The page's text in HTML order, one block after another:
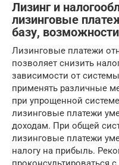
Лизинг и
лизинговые
базу,
Лизинговые платежи
позволяет снизить
зависимости от
применять различные
при упрощенной
лизинговые платежи
доходам. При общей
лизинговые платежи
налогу на прибыль.